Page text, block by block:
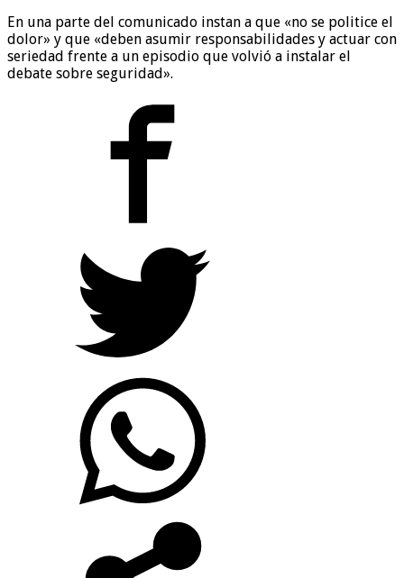
En una parte del comunicado instan a que «no se politice el
dolor» y que «deben asumir responsabilidades y actuar con
seriedad frente a un episodio que volvió a instalar el
debate sobre seguridad».